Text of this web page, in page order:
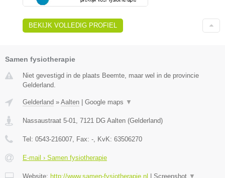
BEKIJK VOLLEDIG PROFIEL
Samen fysiotherapie
Niet gevestigd in de plaats Beemte, maar wel in de provincie
Gelderland.
Gelderland » Aalten Google maps ▼
Nassaustraat 5-01 7121 DG Aalten (Gelderland)
Tel: 0543-216007 , Fax: - , KvK: 63506270
E-mail › Samen fysiotherapie
Website: http://www.samen-fysiotherapie.nl Screenshot ▼